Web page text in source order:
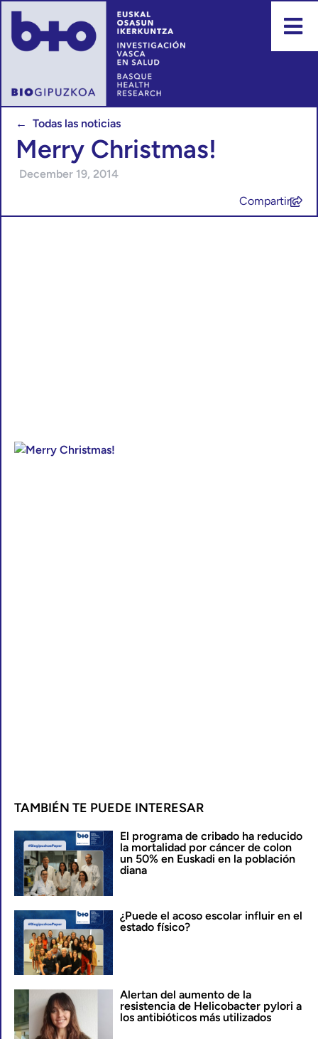
← Todas las noticias
Merry Christmas!
December 19, 2014
Compartir
TAMBIÉN TE PUEDE INTERESAR
El programa de cribado ha reducido
la mortalidad por cáncer de colon
un 50% en Euskadi en la población
diana
¿Puede el acoso escolar influir en el
estado físico?
Alertan del aumento de la
resistencia de Helicobacter pylori a
los antibióticos más utilizados